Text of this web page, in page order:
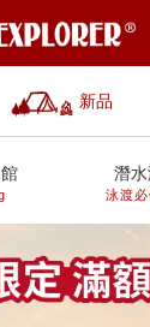
新品
潛
泳渡